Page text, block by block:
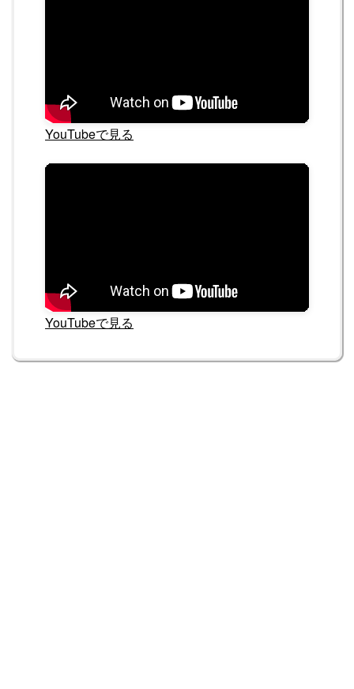
YouTubeで見る
YouTubeで見る